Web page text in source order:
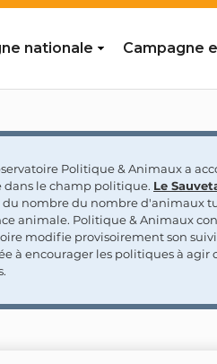
nationale Campagne
Politique & Animaux a
le champ politique. Le
du nombre du nombre d'animaux
animale. Politique & Animaux
modifie provisoirement son
à encourager les politiques à